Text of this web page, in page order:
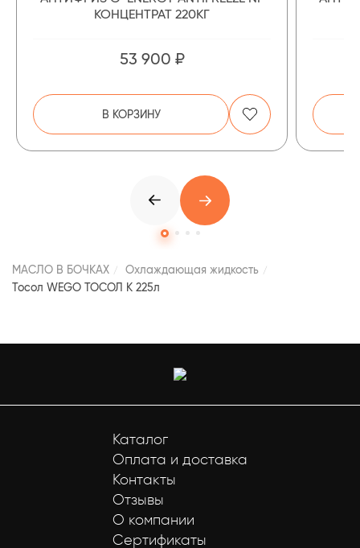
КОНЦЕНТРАТ 220КГ
53 900 ₽
В КОРЗИНУ
МАСЛО В БОЧКАХ
Охлаждающая жидкость
Тосол WEGO ТОСОЛ К 225л
Каталог
Оплата и доставка
Контакты
Отзывы
О компании
Сертификаты